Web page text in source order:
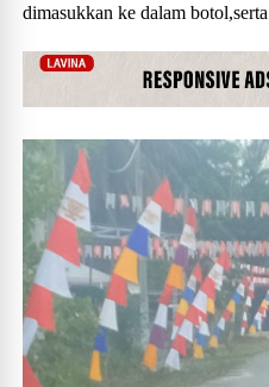
dimasukkan ke dalam